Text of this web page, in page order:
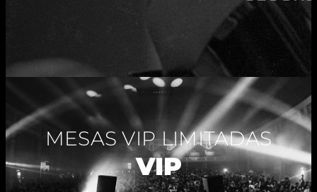
MESAS VIP LIMITADAS
VIP